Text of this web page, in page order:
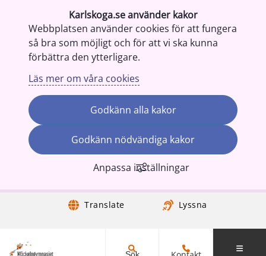
Karlskoga.se använder kakor
Webbplatsen använder cookies för att fungera
så bra som möjligt och för att vi ska kunna
förbättra den ytterligare.
Läs mer om våra cookies
Godkänn alla kakor
Godkänn nödvändiga kakor
Anpassa inställningar
Gå till innehåll Translate Lyssna